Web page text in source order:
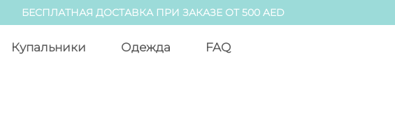
БЕСПЛАТНАЯ ДОСТАВКА ПРИ ЗАКАЗЕ ОТ 500 AED
Купальники Одежда
FAQ